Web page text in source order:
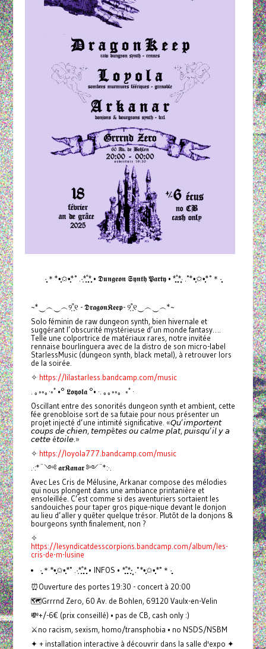
·̩̩̥͙＊*•̩̩͙✩•̩̩͙*˚ .·͙*̩̩͙˚̩̥̩̥*̩̩̥͙ • 𝕯𝖚𝖓𝖌𝖊𝖔𝖓 𝕾𝖞𝖓𝖙𝖍 𝕻𝖆𝖗𝖙𝖞 • *̩̩̥͙˚̩̥̩̥*̩̩͙‧͙ .˚*•̩̩͙✩•̩̩͙*˚＊·̩̩̥͙
~*‿︵‿︵୨˚̣̣̣͙୧ - 𝕯𝖗𝖆𝖌𝖔𝖓𝕶𝖊𝖊𝖕- ୨˚̣̣̣͙୧‿︵‿︵*~
Solo féminin de raw dungeon synth, bien hivernale et
suggérant l’obscurité mystérieuse d’un monde fantasy….
Telle une colportrice de matériaux rares, notre invitée
rennaise bourlinguera avec de la distro de son micro-label
StarlessMusic (dungeon synth, black metal), à retrouver lors
de la soirée.
✧ https://lilastarless.bandcamp.com/music
. ｡◦◦｡·◦ﾟ•° 𝕷𝖔𝖞𝖔𝖑𝖆 °• ·. ｡｡◦◦。◦ﾟ·
Oscillant entre des sonorités dungeon synth et ambient, cette
fée grenobloise sort de sa futaie pour nous présenter un
projet injecté d’une intimité significative. «𝘘𝘶’𝘪𝘮𝘱𝘰𝘳𝘵𝘦𝘯𝘵
𝘤𝘰𝘶𝘱𝘴 𝘥𝘦 𝘤𝘩𝘪𝘦𝘯, 𝘵𝘦𝘮𝘱ê𝘵𝘦𝘴 𝘰𝘶 𝘤𝘢𝘭𝘮𝘦 𝘱𝘭𝘢𝘵, 𝘱𝘶𝘪𝘴𝘲𝘶’𝘪𝘭 𝘺 𝘢
𝘤𝘦𝘵𝘵𝘦 é𝘵𝘰𝘪𝘭𝘦.»
✧ https://loyola777.bandcamp.com/music
.·:*¨༺ 𝖆𝖗𝕶𝖆𝖓𝖆𝖗 ༻¨*:·.
Avec Les Cris de Mélusine, Arkanar compose des mélodies
qui nous plongent dans une ambiance printanière et
ensoleillée. C’est comme si des aventuriers sortaient les
sandouiches pour taper gros pique-nique devant le donjon
au lieu d’aller y quêter quelque trésor. Plutôt de la donjons &
bourgeons synth finalement, non ?
✧
https://lesyndicatdesscorpions.bandcamp.com/album/les-
cris-de-m-lusine
·̩̩̥͙＊*•̩̩͙✩•̩̩͙*˚ .·͙*̩̩͙˚̩̥̩̥*̩̩̥͙ • INFOS • *̩̩̥͙˚̩̥̩̥*̩̩͙‧͙ .˚*•̩̩͙✩•̩̩͙*˚＊·̩̩̥͙
⏰Ouverture des portes 19:30 - concert à 20:00
🗺️Grrrnd Zero, 60 Av. de Bohlen, 69120 Vaulx-en-Velin
💸+/-6€ (prix conseillé) • pas de CB, cash only :)
⚔️no racism, sexism, homo/transphobia • no NSDS/NSBM
✦ + installation interactive à découvrir dans la salle d'expo ✦